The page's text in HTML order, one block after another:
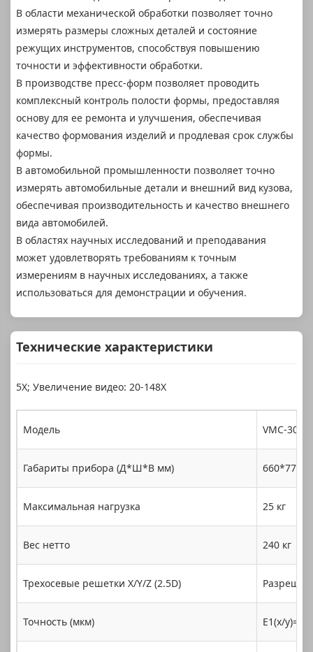
В области механической обработки позволяет точно
измерять размеры сложных деталей и состояние
режущих инструментов, способствуя повышению
точности и эффективности обработки.
В производстве пресс-форм позволяет проводить
комплексный контроль полости формы, предоставляя
основу для ее ремонта и улучшения, обеспечивая
качество формования изделий и продлевая срок службы
формы.
В автомобильной промышленности позволяет точно
измерять автомобильные детали и внешний вид кузова,
обеспечивая производительность и качество внешнего
вида автомобилей.
В областях научных исследований и преподавания
может удовлетворять требованиям к точным
измерениям в научных исследованиях, а также
использоваться для демонстрации и обучения.
Технические характеристики
5X; Увеличение видео: 20-148X
Модель VMC-3020
Габариты прибора (Д*Ш*В мм)
Максимальная нагрузка 25 кг
Вес нетто 240 кг
Трехосевые решетки X/Y/Z (2.5D)
Точность (мкм) E1(x/